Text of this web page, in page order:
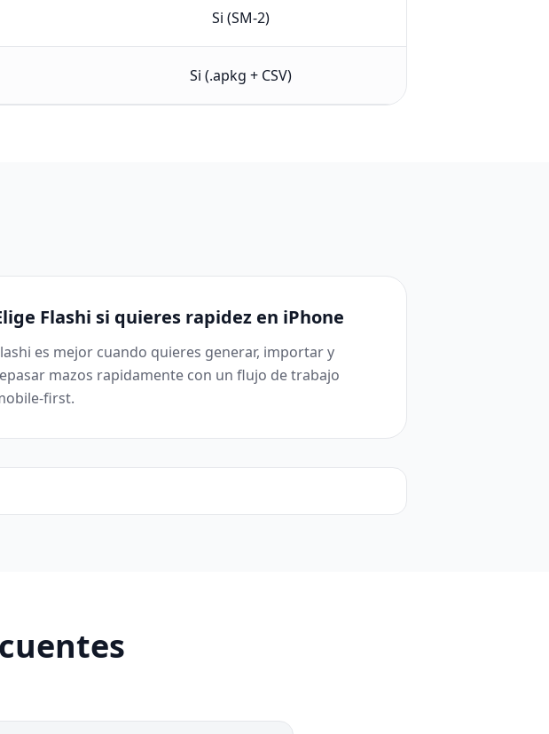
Si (SM-2)
Si (.apkg + CSV)
Flashi si quieres rapidez en iPhone
es mejor cuando quieres generar, importar y
mazos rapidamente con un flujo de trabajo
first.